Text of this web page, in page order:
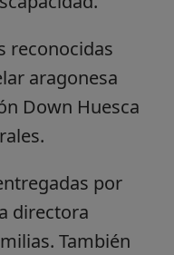
reconocidas
aragonesa
Down Huesca
por
directora
También